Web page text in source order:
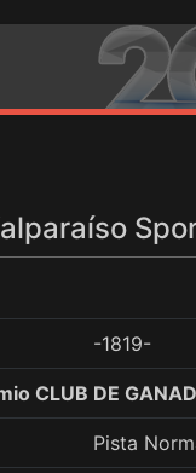
-1819-
CLUB DE
Pista